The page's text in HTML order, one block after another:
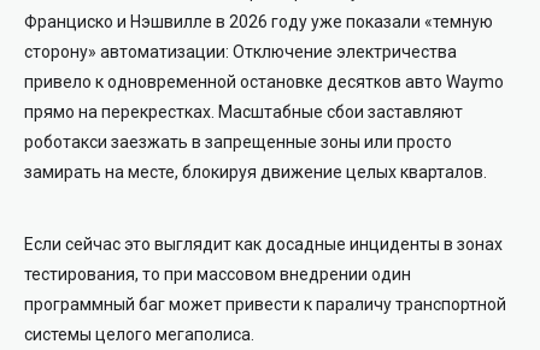
Франциско и Нэшвилле в 2026 году уже показали «темную
сторону» автоматизации: Отключение электричества
привело к одновременной остановке десятков авто Waymo
прямо на перекрестках. Масштабные сбои заставляют
роботакси заезжать в запрещенные зоны или просто
замирать на месте, блокируя движение целых кварталов.
Если сейчас это выглядит как досадные инциденты в зонах
тестирования, то при массовом внедрении один
программный баг может привести к параличу транспортной
системы целого мегаполиса.